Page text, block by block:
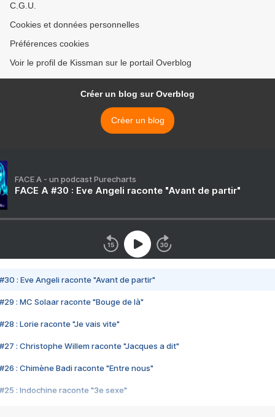
C.G.U.
Cookies et données personnelles
Préférences cookies
Voir le profil de Kissman sur le portail Overblog
Créer un blog sur Overblog
Créer un blog
FACE A - un podcast Purecharts
FACE A #30 : Eve Angeli raconte "Avant de partir"
#30 : Eve Angeli raconte "Avant de partir"
#29 : MC Solaar raconte "Bouge de là"
#28 : Lorie raconte "Je vais vite"
#27 : Christophe Willem raconte "Jacques a dit"
#26 : Chimène Badi raconte "Entre nous"
#25 : Indochine raconte "3e sexe"